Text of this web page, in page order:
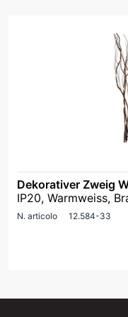
Dekorativer Zweig
IP20, Warmweiss,
N. articolo 12.584-33